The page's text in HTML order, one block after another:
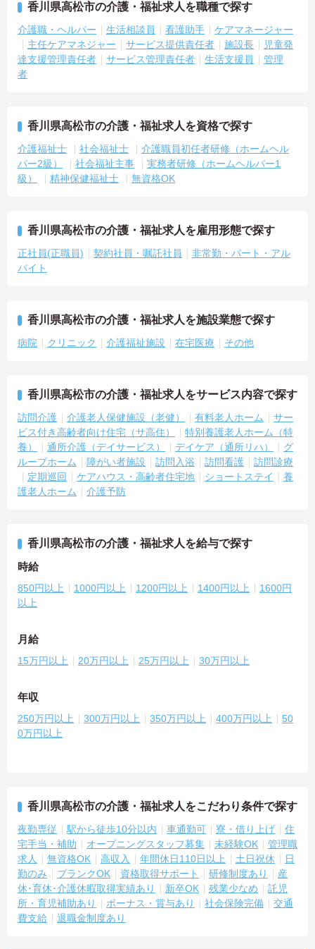
香川県高松市の介護・福祉求人を職種で探す
介護職・ヘルパー 生活相談員 看護助手
ケアマネージャー
主任ケアマネジャー
サービス提供責任者 施設長
児童発
達支援管理責任者
サービス管理責任者 生活支援員
管理
者
香川県高松市の介護・福祉求人を資格で探す
介護福祉士 社会福祉士
介護職員初任者研修（ホームヘル
パー2級）
社会福祉主事
実務者研修（ホームヘルパー1
級）
精神保健福祉士 無資格OK
香川県高松市の介護・福祉求人を雇用形態で探す
正社員(正職員) 契約社員・嘱託社員
非常勤・パート・アル
バイト
香川県高松市の介護・福祉求人を施設業態で探す
病院 クリニック 介護福祉施設 在宅医療 その他
香川県高松市の介護・福祉求人をサービス内容で探す
訪問介護 介護老人保健施設（老健） 有料老人ホーム
サー
ビス付き高齢者向け住宅（サ高住）
特別養護老人ホーム（特
養）
通所介護（デイサービス） デイケア（通所リハ）
グ
ループホーム
障がい者施設 訪問入浴 訪問看護
訪問診療
定期巡回
ケアハウス・高齢者住宅地 ショートステイ
養
護老人ホーム
介護予防
香川県高松市の介護・福祉求人を給与で探す
時給
850円以上 1000円以上 1200円以上 1400円以上
1600円
以上
月給
15万円以上 20万円以上 25万円以上 30万円以上
年収
250万円以上 300万円以上 350万円以上 400万円以上
50
0万円以上
香川県高松市の介護・福祉求人をこだわり条件で探す
夜勤専従 駅から徒歩10分以内 車通勤可 寮・借り上げ
住
宅手当・補助
オープニングスタッフ募集 未経験OK
管理職
求人
無資格OK 高収入 年間休日110日以上 土日祝休
日
勤のみ
ブランクOK 資格取得サポート 研修制度あり
産
休･育休･介護休暇取得実績あり
新卒OK 残業少なめ
託児
所・育児補助あり
ボーナス・賞与あり 社会保険完備
交通
費支給
退職金制度あり